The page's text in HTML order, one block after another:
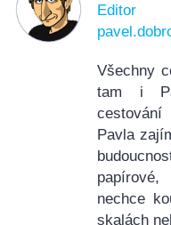
Editor
Všechny
tam i
cestování
Pavla
nechce
skalách